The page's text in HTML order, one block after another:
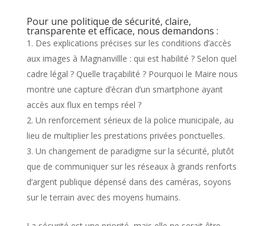
Pour une politique de sécurité, claire,
transparente et efficace, nous demandons :
Des explications précises sur les conditions d’accès
aux images à Magnanvillle : qui est habilité ? Selon quel
cadre légal ? Quelle traçabilité ? Pourquoi le Maire nous
montre une capture d’écran d’un smartphone ayant
accès aux flux en temps réel ?
Un renforcement sérieux de la police municipale, au
lieu de multiplier les prestations privées ponctuelles.
Un changement de paradigme sur la sécurité, plutôt
que de communiquer sur les réseaux à grands renforts
d’argent publique dépensé dans des caméras, soyons
sur le terrain avec des moyens humains.